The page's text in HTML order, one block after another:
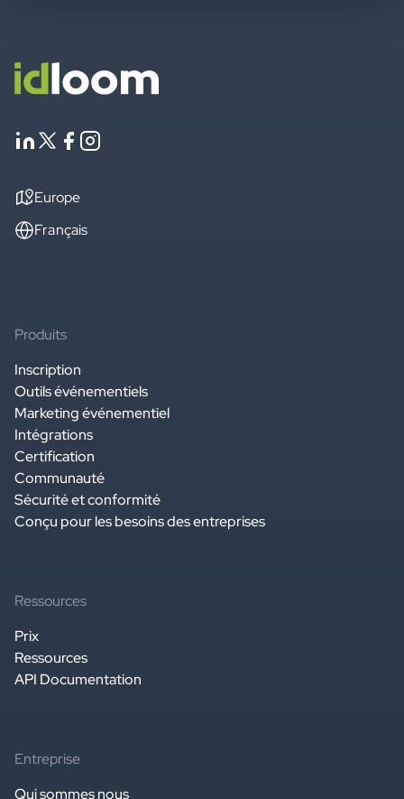
Europe
Français
Produits
Inscription
Outils événementiels
Marketing événementiel
Intégrations
Certification
Communauté
Sécurité et conformité
Conçu pour les besoins des entreprises
Ressources
Prix
Ressources
API Documentation
Entreprise
Qui sommes nous